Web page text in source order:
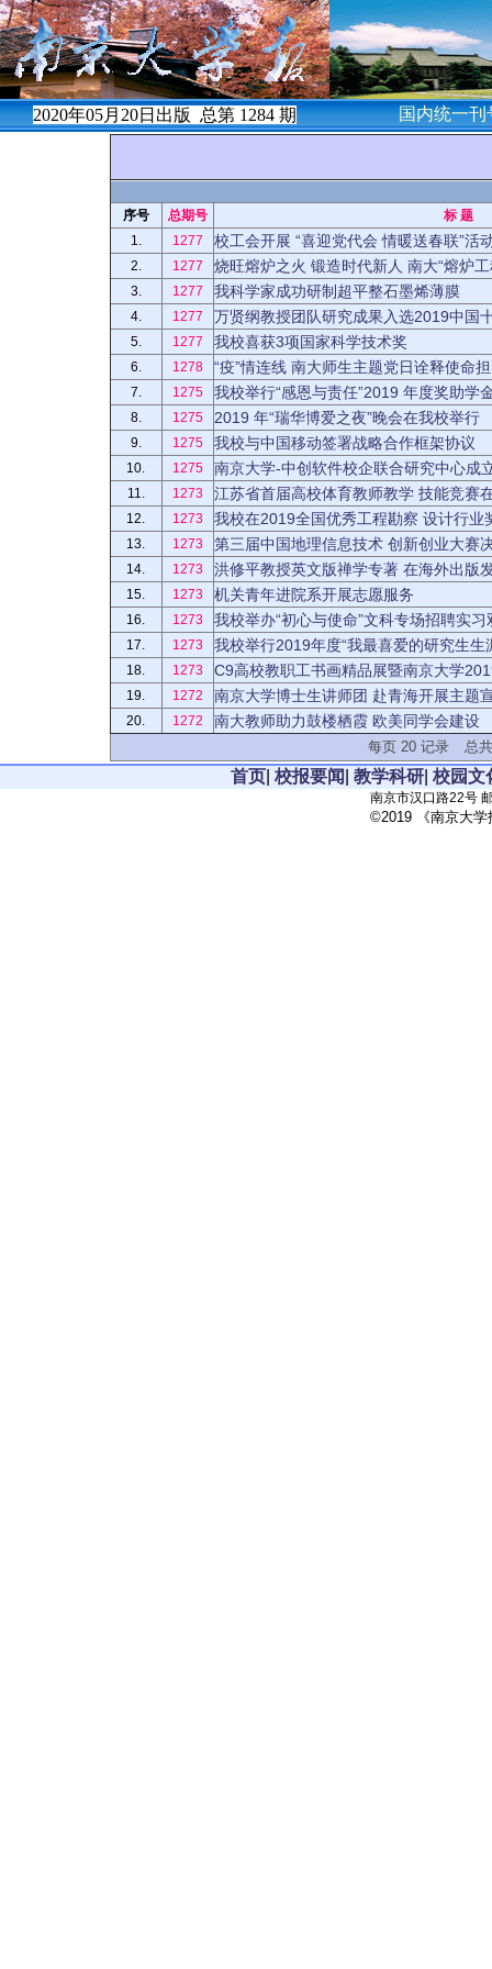
2020年05月20日出版 总第 1284 期 国内统一
序号 总期号
标 题
1.
1277 校工会开展 “喜迎党代会 情暖送春联”活
2. 1277 烧旺熔炉之火 锻造时代新人 南大“熔炉工
3. 1277 我科学家成功研制超平整石墨烯薄膜
4. 1277 万贤纲教授团队研究成果入选2019中国
5. 1277 我校喜获3项国家科学技术奖
6. 1278 “疫”情连线 南大师生主题党日诠释使命
7. 1275 我校举行“感恩与责任”2019 年度奖助学
8. 1275 2019 年“瑞华博爱之夜”晚会在我校举行
9. 1275 我校与中国移动签署战略合作框架协议
10. 1275 南京大学-中创软件校企联合研究中心成
11. 1273 江苏省首届高校体育教师教学 技能竞赛
12. 1273 我校在2019全国优秀工程勘察 设计行业
13. 1273 第三届中国地理信息技术 创新创业大赛
14. 1273 洪修平教授英文版禅学专著 在海外出版
15. 1273 机关青年进院系开展志愿服务
16. 1273 我校举办“初心与使命”文科专场招聘实习
17. 1273 我校举行2019年度“我最喜爱的研究生生
18. 1273 C9高校教职工书画精品展暨南京大学
19. 1272 南京大学博士生讲师团 赴青海开展主题
20. 1272 南大教师助力鼓楼栖霞 欧美同学会建设
每页 20 记录 总
首页 校报要闻 教学科研 校园文
南京市汉口路22号
©2019 《南京大